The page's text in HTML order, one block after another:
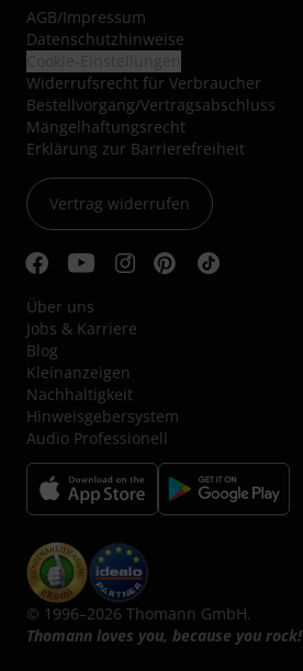
AGB/Impressum
Datenschutzhinweise
Widerrufsrecht für Verbraucher
Bestellvorgang/Vertragsabschluss
Mängelhaftungsrecht
Erklärung zur Barrierefreiheit
Vertrag widerrufen
Über uns
Jobs & Karriere
Blog
Kleinanzeigen
Nachhaltigkeit
Hinweisgebersystem
Audio Professionell
© 1996–2026 Thomann GmbH.
Thomann loves you, because you rock!